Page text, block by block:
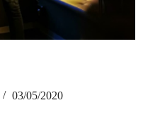
03/05/2020